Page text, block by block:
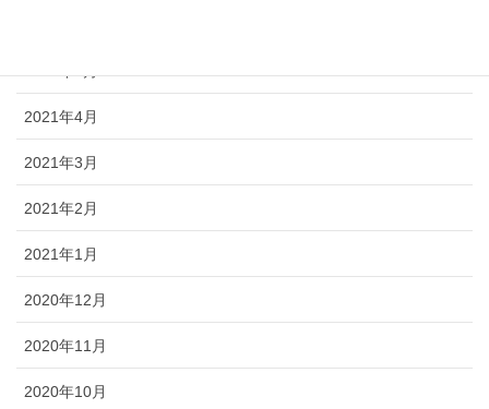
2021年5月
2021年4月
2021年3月
2021年2月
2021年1月
2020年12月
2020年11月
2020年10月